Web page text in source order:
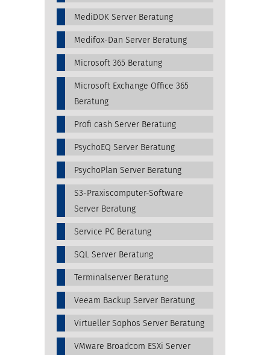
MediDOK Server Beratung
Medifox-Dan Server Beratung
Microsoft 365 Beratung
Microsoft Exchange Office 365
Beratung
Profi cash Server Beratung
PsychoEQ Server Beratung
PsychoPlan Server Beratung
S3-Praxiscomputer-Software
Server Beratung
Service PC Beratung
SQL Server Beratung
Terminalserver Beratung
Veeam Backup Server Beratung
Virtueller Sophos Server Beratung
VMware Broadcom ESXi Server